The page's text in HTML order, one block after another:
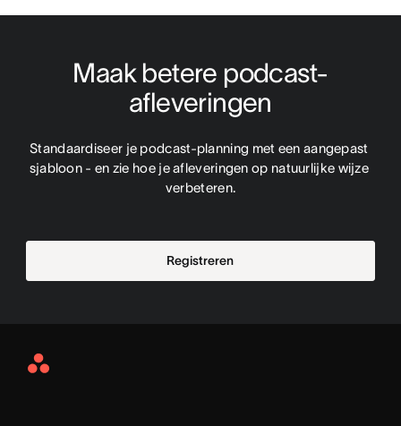
Maak betere podcast-
afleveringen
Standaardiseer je podcast-planning met een aangepast
sjabloon - en zie hoe je afleveringen op natuurlijke wijze
verbeteren.
Registreren
Asana